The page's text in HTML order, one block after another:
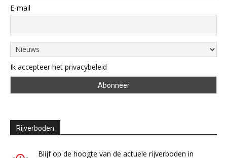
E-mail
Ik accepteer het privacybeleid
Rijverboden
Blijf op de hoogte van de actuele rijverboden in